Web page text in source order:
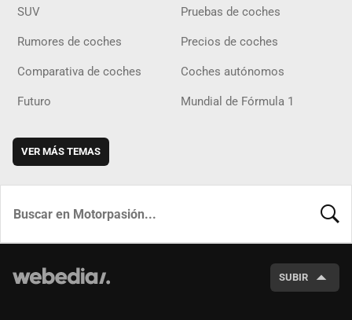
SUV Pruebas de coches
Rumores de coches Precios de coches
Comparativa de coches Coches autónomos
Futuro Mundial de Fórmula 1
VER MÁS TEMAS
SUBIR